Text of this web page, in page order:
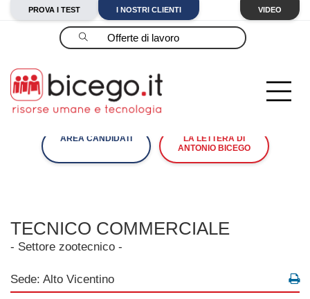
PROVA I TEST I NOSTRI CLIENTI VIDEO
Cerca
AREA CANDIDATI
LA LETTERA DI
ANTONIO BICEGO
TECNICO COMMERCIALE
- Settore zootecnico -
Sede: Alto Vicentino